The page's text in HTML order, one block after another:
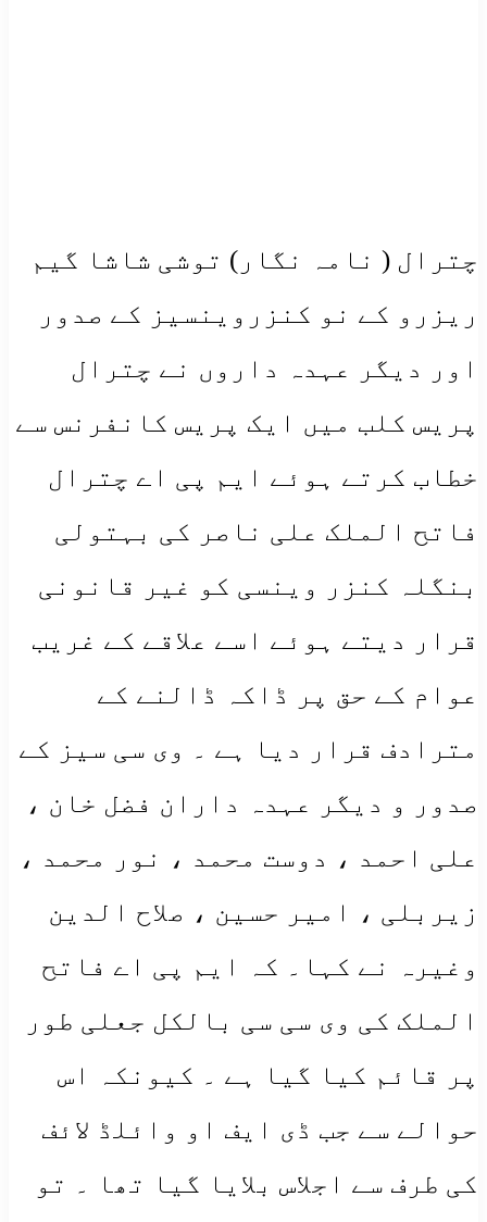
چترال ( نامہ نگار) توشی شاشا گیم
ریزرو کے نو کنزروینسیز کے صدور
اور دیگر عہدہ داروں نے چترال
پریس کلب میں ایک پریس کانفرنس سے
خطاب کرتے ہوئے ایم پی اے چترال
فاتح الملک علی ناصر کی بہتولی
بنگلہ کنزر وینسی کو غیر قانونی
قرار دیتے ہوئے اسے علاقے کے غریب
عوام کے حق پر ڈاکہ ڈالنے کے
مترادف قرار دیا ہے ۔ وی سی سیز کے
صدور و دیگر عہدہ داران فضل خان ،
علی احمد ، دوست محمد ، نور محمد ،
زیربلی ، امیر حسین ، صلاح الدین
وغیرہ نے کہا۔ کہ ایم پی اے فاتح
الملک کی وی سی سی بالکل جعلی طور
پر قائم کیا گیا ہے ۔ کیونکہ اس
حوالے سے جب ڈی ایف او وائلڈ لائف
کی طرف سے اجلاس بلایا گیا تھا ۔ تو